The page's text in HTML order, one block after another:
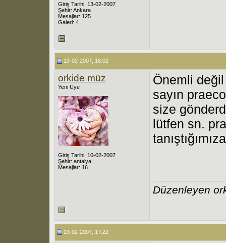
Giriş Tarihi: 13-02-2007
Şehir: Ankara
Mesajlar: 125
Galeri: 4
13-02-2007, 16:02
orkide müz
Yeni Üye
Giriş Tarihi: 10-02-2007
Şehir: antalya
Mesajlar: 16
Önemli
sayın
size
lütfen sn.
Düzenleyen
13-02-2007, 17:22